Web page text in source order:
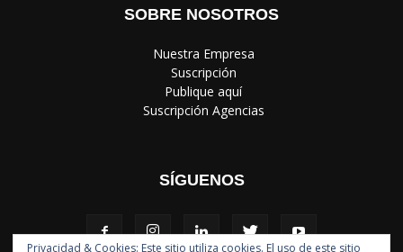
SOBRE NOSOTROS
‎ Nuestra Empresa
‎ Suscripción
‎ Publique aquí
‎ Suscripción Agencias
SÍGUENOS
Privacidad & Cookies: Este sitio utiliza cookies. El uso de este sitio